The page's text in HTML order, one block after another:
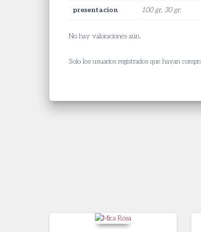
presentacion 100 gr, 30 gr.
No hay valoraciones aún.
Solo los usuarios registrados que hayan